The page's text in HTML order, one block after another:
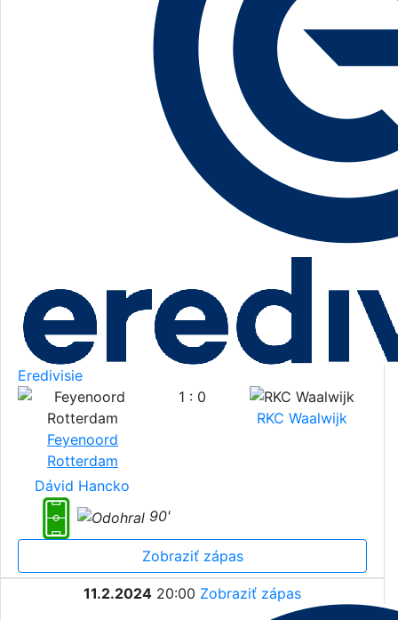
Eredivisie
Feyenoord
Rotterdam
1 : 0
RKC Waalwijk
Dávid Hancko
90'
Zobraziť zápas
11.2.2024 20:00 Zobraziť zápas